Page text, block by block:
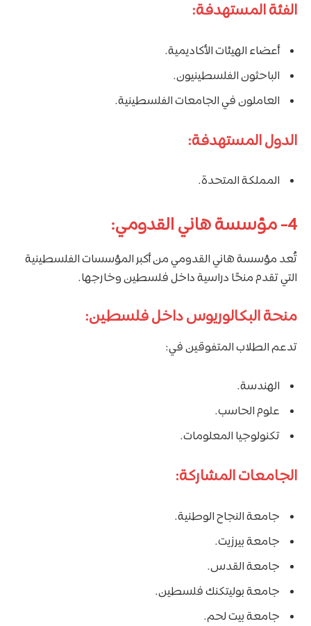
الفئة المستهدفة:
أعضاء الهيئات الأكاديمية.
الباحثون الفلسطينيون.
العاملون في الجامعات الفلسطينية.
الدول المستهدفة:
المملكة المتحدة.
4- مؤسسة هاني القدومي:
تُعد مؤسسة هاني القدومي من أكبر المؤسسات الفلسطينية
التي تقدم منحًا دراسية داخل فلسطين وخارجها.
منحة البكالوريوس داخل فلسطين:
تدعم الطلاب المتفوقين في:
الهندسة.
علوم الحاسب.
تكنولوجيا المعلومات.
الجامعات المشاركة:
جامعة النجاح الوطنية.
جامعة بيرزيت.
جامعة القدس.
جامعة بوليتكنك فلسطين.
جامعة بيت لحم.